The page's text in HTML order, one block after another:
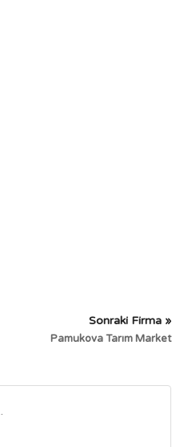
Sonraki Firma »
Pamukova Tarım Market